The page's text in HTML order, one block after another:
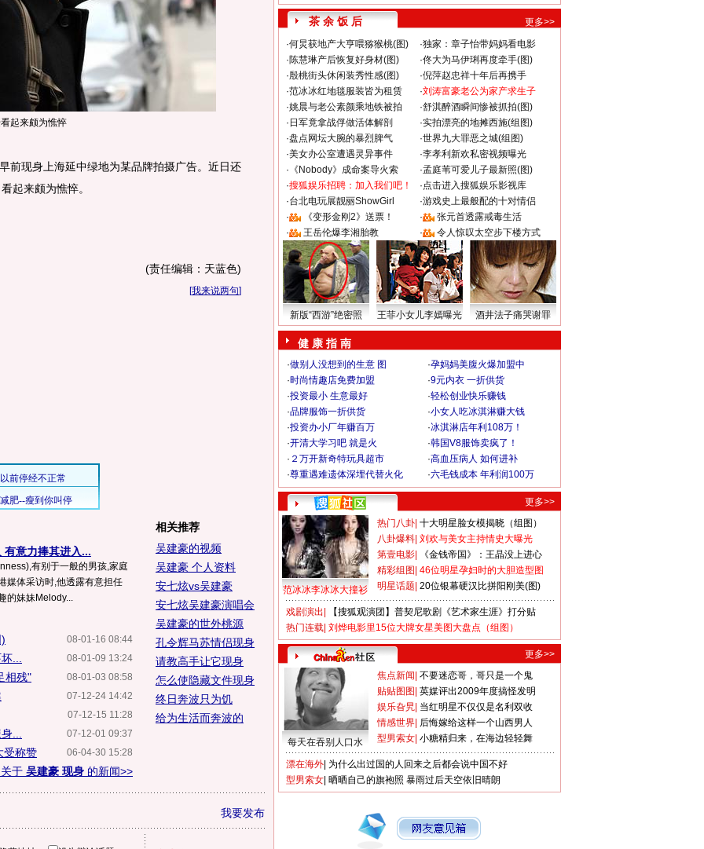
起来颇为憔悴
现身上海延中绿地为某品牌拍摄广告。近日还
起来颇为憔悴。
(责任编辑：天蓝色)
[我来说两句]
有意力捧其进入...
有别于一般的男孩,家庭
媒体采访时,他透露有意担任
的妹妹Melody...
08-01-16 08:44
08-01-09 13:24
...
08-01-03 08:58
相残"
07-12-24 14:42
07-12-15 11:28
07-12-01 09:37
...
06-04-30 15:28
受称赞
于 吴建豪 现身 的新闻>>
相关推荐
吴建豪的视频
吴建豪 个人资料
安七炫vs吴建豪
安七炫吴建豪演唱会
吴建豪的世外桃源
孔令辉马苏情侣现身
请教高手让它现身
怎么使隐藏文件现身
终日奔波只为饥
给为生活而奔波的
我要发布
茶 余 饭 后
更多>>
·何炅获地产大亨喂猕猴桃(图) ·独家：章子怡带妈妈看电影
·陈慧琳产后恢复好身材(图) ·佟大为马伊琍再度牵手(图)
·殷桃街头休闲装秀性感(图) ·倪萍赵忠祥十年后再携手
·范冰冰红地毯服装皆为租赁 ·刘涛富豪老公为家产求生子
·姚晨与老公素颜乘地铁被拍 ·舒淇醉酒瞬间惨被抓拍(图)
· 日军竟拿战俘做活体解剖 ·实拍漂亮的地摊西施(组图)
·盘点网坛大腕的暴烈脾气 ·世界九大罪恶之城(组图)
·美女办公室遭遇灵异事件 ·李孝利新欢私密视频曝光
· 《Nobody》成命案导火索 ·孟庭苇可爱儿子最新照(图)
·搜狐娱乐招聘：加入我们吧！ ·点击进入搜狐娱乐影视库
·台北电玩展靓丽ShowGirl ·游戏史上最般配的十对情侣
·
《变形金刚2》送票！ ·
张元首透露戒毒生活
·
王岳伦爆李湘胎教 · 令人惊叹太空步下楼方式
新版“西游”绝密照 王菲小女儿李嫣曝光 酒井法子痛哭谢罪
健 康 指 南
·做别人没想到的生意 图 ·孕妈妈美腹火爆加盟中
·时尚情趣店免费加盟 ·9元内衣 一折供货
·投资最小 生意最好 ·轻松创业快乐赚钱
·品牌服饰一折供货 ·小女人吃冰淇淋赚大钱
·投资办小厂年赚百万 ·冰淇淋店年利108万！
·开清大学习吧 就是火 ·韩国V8服饰卖疯了！
· ２万开新奇特玩具超市 ·高血压病人 如何进补
·尊重遇难遗体深埋代替火化 ·六毛钱成本 年利润100万
更多>>
范冰冰李冰冰大撞衫
热门八卦 十大明星脸女模揭晓（组图）
八卦爆料 刘欢与美女主持情史大曝光
第壹电影
《金钱帝国》：王晶没上进心
精彩组图 46位明星孕妇时的大胆造型图
明星话题 20位银幕硬汉比拼阳刚美(图)
戏剧演出
【搜狐观演团】普契尼歌剧《艺术家生涯》打分贴
热门连载 刘烨电影里15位大牌女星美图大盘点（组图）
更多>>
每天在吞别人口水
焦点新闻 不要迷恋哥，哥只是一个鬼
贴贴图图 英媒评出2009年度搞怪发明
娱乐旮旯 当红明星不仅仅是名利双收
情感世界 后悔嫁给这样一个山西男人
型男索女 小糖精归来，在海边轻轻舞
漂在海外 为什么出过国的人回来之后都会说中国不好
型男索女 晒晒自己的旗袍照 暴雨过后天空依旧晴朗